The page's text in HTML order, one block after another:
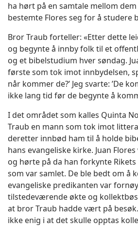
ha hørt på en samtale mellom
bestemte Flores seg for å studere
Bror Traub forteller: «Etter dette
og begynte å innby folk til et
og et bibelstudium hver søndag.
første som tok imot innbydelsen,
når kommer de?’ Jeg svarte: ’De
ikke lang tid før de begynte å
I det området som kalles Quinta
Traub en mann som tok imot
deretter innbød ham til å holde
hans evangeliske kirke. Juan
og hørte på da han forkynte
som var samlet. De ble bedt om å
evangeliske predikanten var
tilstedeværende økte og
at bror Traub hadde vært på
ikke enig i at det skulle opptas